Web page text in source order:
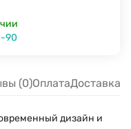
90
(0)ОплатаДоставка
дизайн и